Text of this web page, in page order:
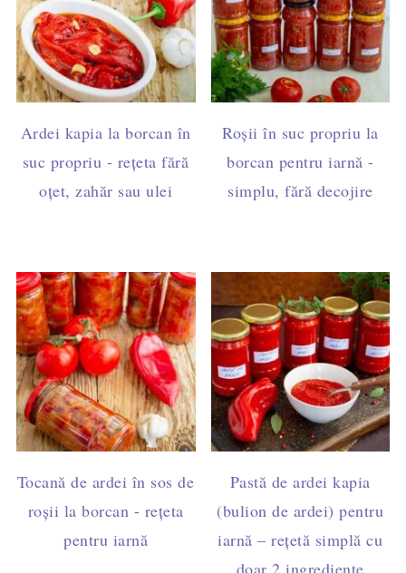
Ardei kapia la borcan în
suc propriu - rețeta fără
oțet, zahăr sau ulei
Roșii în suc propriu la
borcan pentru iarnă -
simplu, fără decojire
Tocană de ardei în sos de
roșii la borcan - rețeta
pentru iarnă
Pastă de ardei kapia
(bulion de ardei) pentru
iarnă – rețetă simplă cu
doar 2 ingrediente